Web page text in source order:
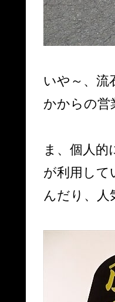
いや～、流
かからの営
ま、個人
が利用して
んだり、人